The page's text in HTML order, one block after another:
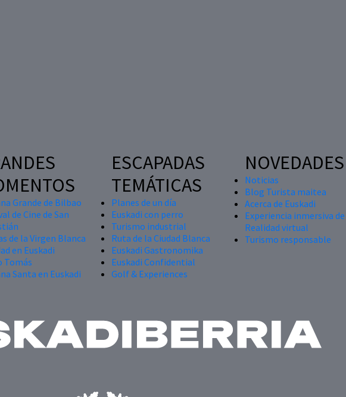
Grande de Bilbao
de Cine de San
de la Virgen Blanca
en Euskadi
Tomás
Santa en Euskadi
ESCAPADAS
TEMÁTICAS
Planes de un día
Euskadi con perro
Turismo industrial
Ruta de la Ciudad Blanca
Euskadi Gastronomika
Euskadi Confidential
Golf & Experiences
NOVEDADES
Noticias
Blog Turista maitea
Acerca de Euskadi
Experiencia inmersiva de
Realidad virtual
Turismo responsable